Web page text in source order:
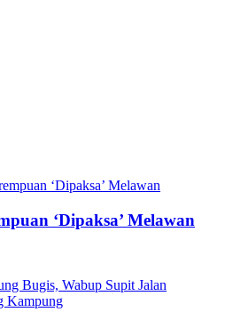
‘Dipaksa’ Melawan